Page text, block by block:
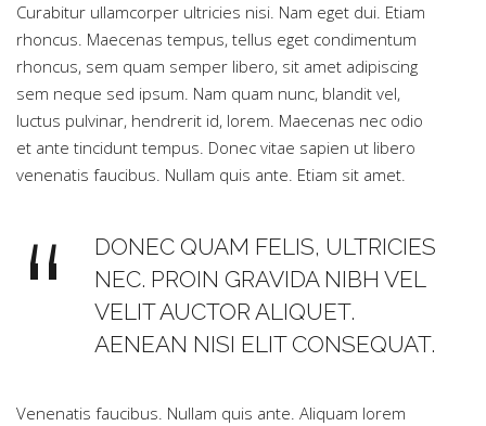
Curabitur ullamcorper ultricies nisi. Nam eget dui. Etiam
rhoncus. Maecenas tempus, tellus eget condimentum
rhoncus, sem quam semper libero, sit amet adipiscing
sem neque sed ipsum. Nam quam nunc, blandit vel,
luctus pulvinar, hendrerit id, lorem. Maecenas nec odio
et ante tincidunt tempus. Donec vitae sapien ut libero
venenatis faucibus. Nullam quis ante. Etiam sit amet.
DONEC QUAM FELIS, ULTRICIES
NEC. PROIN GRAVIDA NIBH VEL
VELIT AUCTOR ALIQUET.
AENEAN NISI ELIT CONSEQUAT.
Venenatis faucibus. Nullam quis ante. Aliquam lorem